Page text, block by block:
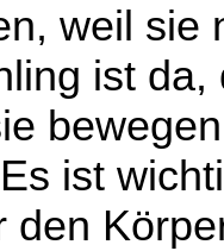
weil sie
ist
ist
den